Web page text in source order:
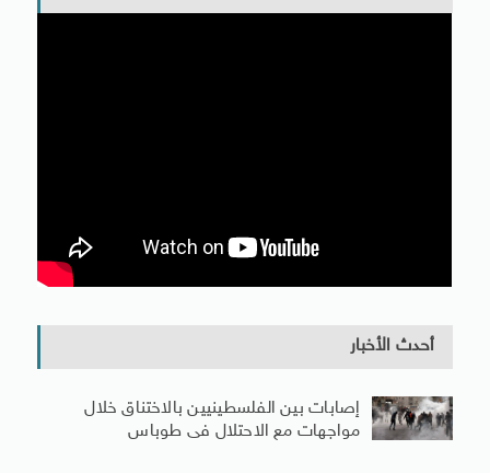
أحدث الأخبار
إصابات بين الفلسطينيين بالاختناق خلال
مواجهات مع الاحتلال فى طوباس